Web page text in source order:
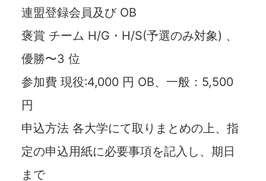
連盟登録会員及び OB
褒賞 チーム H/G・H/S(予選のみ対象) 、
優勝〜3 位
参加費 現役:4,000 円 OB、一般：5,500
円
申込方法 各大学にて取りまとめの上、指
定の申込用紙に必要事項を記入し、期日
まで